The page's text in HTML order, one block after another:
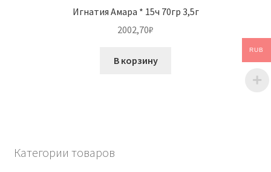
Игнатия Амара * 15ч 70гр 3,5г
2002,70₽
В корзину
Категории товаров
RUB